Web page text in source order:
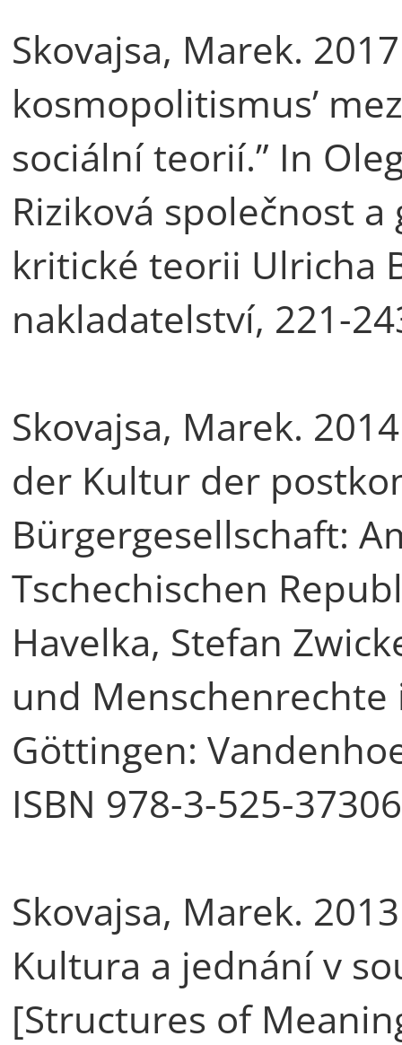
Skovajsa, Marek.
kosmopolitismus’
sociální teorií.” In
Riziková společnost
kritické teorii Ulricha
nakladatelství, 221-
Skovajsa, Marek.
der Kultur der
Bürgergesellschaft:
Tschechischen
Havelka, Stefan
und
Göttingen:
ISBN 978-3-525-
Skovajsa, Marek.
Kultura a jednání v
[Structures of